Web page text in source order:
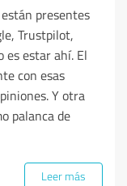
presentes
Trustpilot,
es estar ahí. El
con esas
Y otra
palanca de
Leer más